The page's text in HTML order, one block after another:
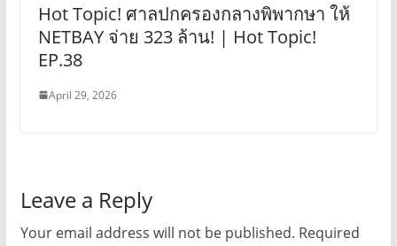
Hot Topic! ศาลปกครองกลางพิพากษา ให้
NETBAY จ่าย 323 ล้าน! | Hot Topic!
EP.38
April 29, 2026
Leave a Reply
Your email address will not be published. Required